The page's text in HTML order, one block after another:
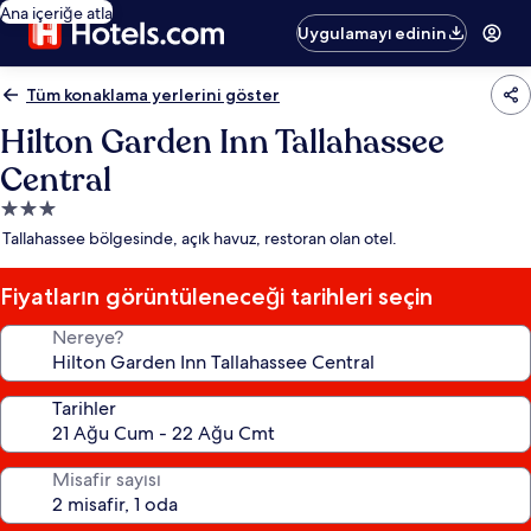
Ana içeriğe atla
Uygulamayı edinin
Tüm konaklama yerlerini göster
Hilton Garden Inn Tallahassee
Central
3.0
yıldızlı
yeri
Tallahassee bölgesinde, açık havuz, restoran olan otel.
Fiyatların görüntüleneceği tarihleri seçin
Nereye?
Tarihler
Misafir sayısı